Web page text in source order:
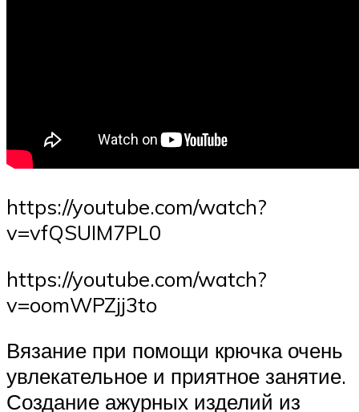
https://youtube.com/watch?
v=vfQSUIM7PL0
https://youtube.com/watch?
v=oomWPZjj3to
Вязание при помощи крючка очень
увлекательное и приятное занятие.
Создание ажурных изделий из